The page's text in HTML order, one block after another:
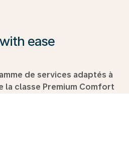
ease
de services adaptés à
la classe Premium Comfort